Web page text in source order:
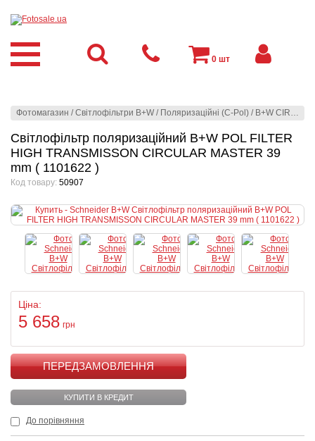
Фотомагазин /Світлофільтри B+W / Поляризаційні (C-Pol) / B+W CIRCULAR POL FILTER HTC MRC nano MASTER
Світлофільтр поляризаційний B+W POL FILTER
HIGH TRANSMISSON CIRCULAR MASTER 39
mm ( 1101622 )
Код товару: 50907
Ціна:
5 658 грн
КУПИТИ
КУПИТИ В КРЕДИТ
До порівняння
0 шт